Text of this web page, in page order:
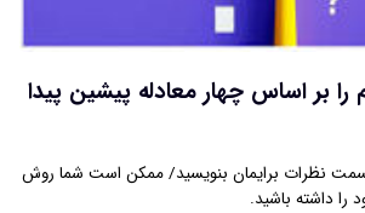
بر اساس چهار معادله پیشین پیدا
نظرات برایمان بنویسید/ ممکن است شما روش
داشته باشید.